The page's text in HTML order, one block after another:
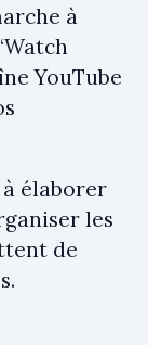
à
YouTube
à élaborer
les
de